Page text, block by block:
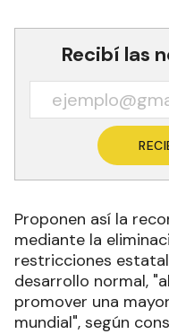
Recibí las
Proponen así la
mediante la
restricciones
desarrollo normal,
promover una
mundial", según